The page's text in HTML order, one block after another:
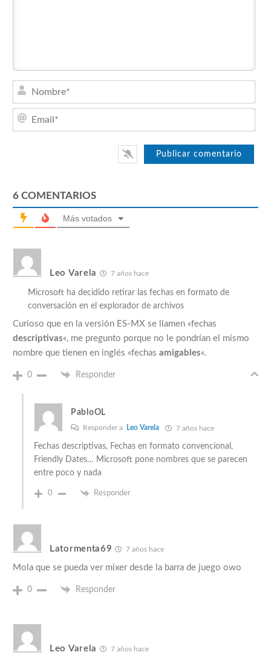
6 COMENTARIOS
Más votados
Leo Varela 7 años hace
Microsoft ha decidido retirar las fechas en formato de
conversación en el explorador de archivos
Curioso que en la versión ES-MX se llamen «fechas
descriptivas«, me pregunto porque no le pondrían el mismo
nombre que tienen en inglés «fechas amigables«.
0 Responder
PabloOL
Responder a Leo Varela 7 años hace
Fechas descriptivas, Fechas en formato convencional,
Friendly Dates… Microsoft pone nombres que se parecen
entre poco y nada
0 Responder
Latormenta69 7 años hace
Mola que se pueda ver mixer desde la barra de juego owo
0 Responder
Leo Varela 7 años hace